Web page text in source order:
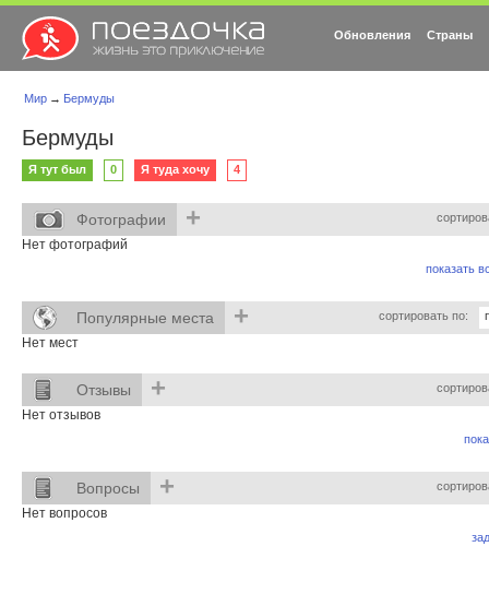
Обновления Страны
Мир → Бермуды
Бермуды
Я тут был 0 Я туда хочу 4
Фотографии +
Нет фотографий
показать
Популярные места + сортировать по:
Нет мест
Отзывы +
Нет отзывов
Вопросы +
Нет вопросов